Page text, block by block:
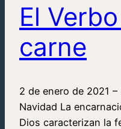
El
carne
2 de enero de 2021
Navidad La
Dios caracterizan la